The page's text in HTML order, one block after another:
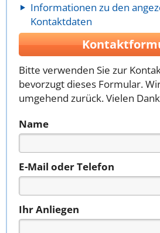
Informationen zu den
Kontaktdaten
Bitte verwenden Sie zur
bevorzugt dieses Formular.
umgehend zurück. Vielen
Name
E-Mail oder Telefon
Ihr Anliegen